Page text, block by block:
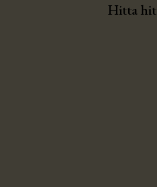
Hitta hit